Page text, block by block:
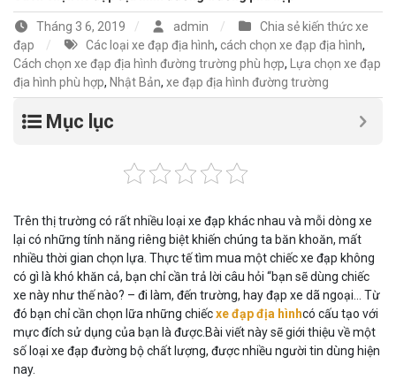
Tháng 3 6, 2019 admin
Chia sẻ kiến thức xe
đạp
Các loại xe đạp địa hình, cách chọn xe đạp địa hình,
Cách chọn xe đạp địa hình đường trường phù hợp,
Lựa chọn xe đạp
địa hình phù hợp, Nhật Bản, xe đạp địa hình đường trường
Mục lục
Trên thị trường có rất nhiều loại xe đạp khác nhau và mỗi dòng xe
lại có những tính năng riêng biệt khiến chúng ta băn khoăn, mất
nhiều thời gian chọn lựa. Thực tế tìm mua một chiếc xe đạp không
có gì là khó khăn cả, bạn chỉ cần trả lời câu hỏi “bạn sẽ dùng chiếc
xe này như thế nào? – đi làm, đến trường, hay đạp xe dã ngoại… Từ
đó bạn chỉ cần chọn lữa những chiếcxe đạp địa hìnhcó cấu tạo với
mực đích sử dụng của bạn là được.Bài viết này sẽ giới thiệu về một
số loại xe đạp đường bộ chất lượng, được nhiều người tin dùng hiện
nay.